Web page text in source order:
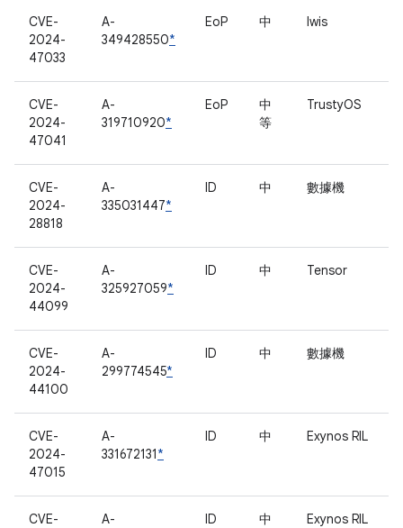
CVE-
2024-
47033
A-
349428550*
EoP 中 lwis
CVE-
2024-
47041
A-
319710920*
EoP
中
等
TrustyOS
CVE-
2024-
28818
A-
335031447*
ID 中 數據機
CVE-
2024-
44099
A-
325927059*
ID 中 Tensor
CVE-
2024-
44100
A-
299774545*
ID 中 數據機
CVE-
2024-
47015
A-
331672131*
ID 中 Exynos RIL
CVE-
A-
ID 中 Exynos RIL